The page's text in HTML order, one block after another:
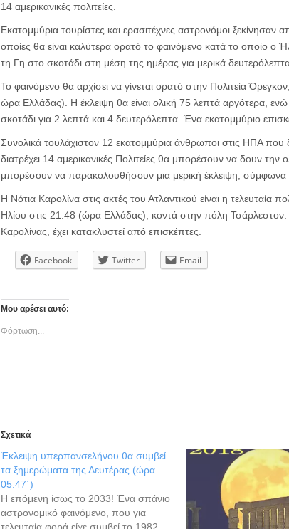
14 αμερικανικές πολιτείες.
Εκατομμύρια τουρίστες και ερασιτέχνες αστρονόμοι
οποίες θα είναι καλύτερα ορατό το φαινόμενο κατά το οποίο ο
τη Γη στο σκοτάδι στη μέση της ημέρας για μερικά
Το φαινόμενο θα αρχίσει να γίνεται ορατό στην Πολιτεία
ώρα Ελλάδας). Η έκλειψη θα είναι ολική 75 λεπτά αργότερα,
σκοτάδι για 2 λεπτά και 4 δευτερόλεπτα. Ένα εκατομμύριο
Συνολικά τουλάχιστον 12 εκατομμύρια άνθρωποι στις ΗΠΑ που
διατρέχει 14 αμερικανικές Πολιτείες θα μπορέσουν να δουν
μπορέσουν να παρακολουθήσουν μια μερική έκλειψη,
Η Νότια Καρολίνα στις ακτές του Ατλαντικού είναι η τελευταία
Ηλίου στις 21:48 (ώρα Ελλάδας), κοντά στην πόλη
Καρολίνας, έχει κατακλυστεί από επισκέπτες.
Facebook Twitter Email
Μου αρέσει αυτό:
Φόρτωση...
Σχετικά
Έκλειψη υπερπανσελήνου θα συμβεί
τα ξημερώματα της Δευτέρας (ώρα
05:47΄)
Η επόμενη ίσως το 2033! Ένα σπάνιο
αστρονομικό φαινόμενο, που για